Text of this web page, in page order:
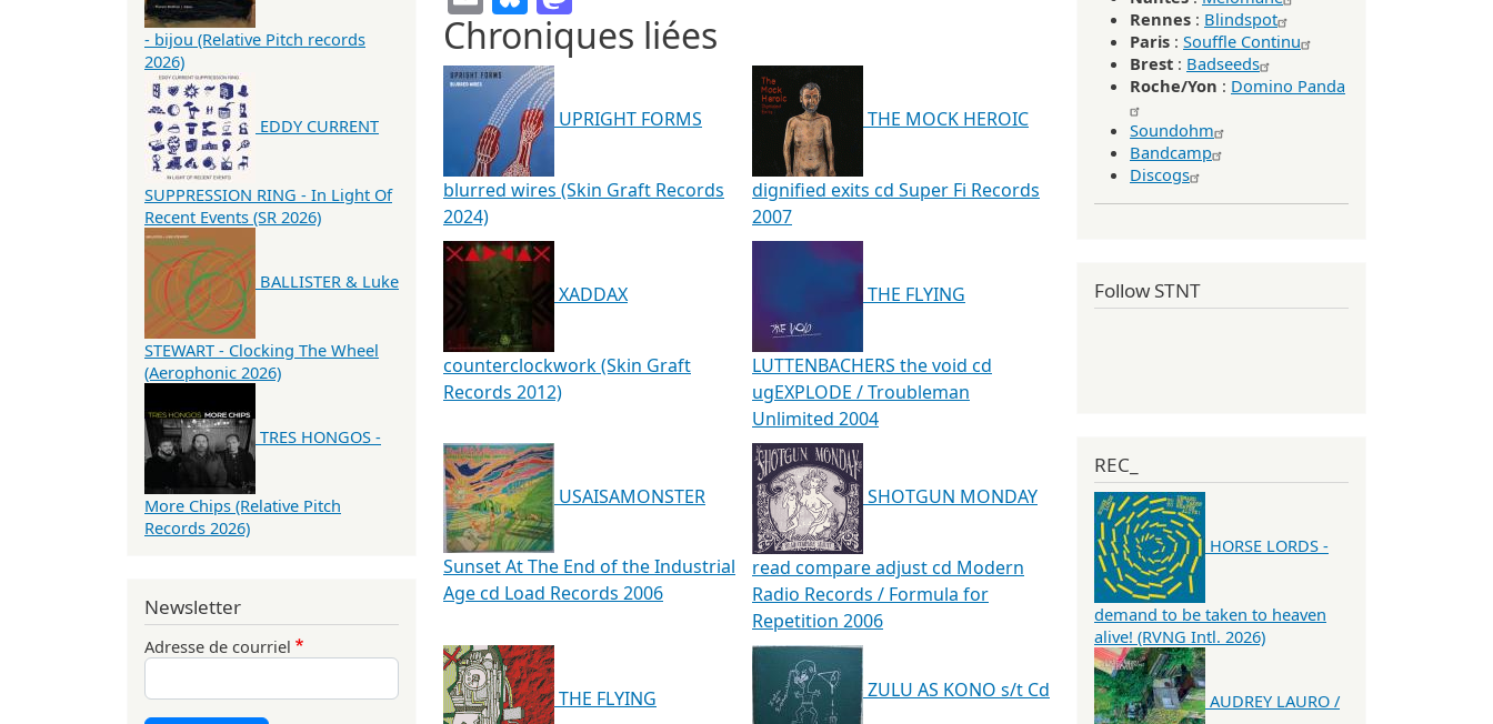
Chroniques liées
UPRIGHT FORMS
blurred wires (Skin Graft Records
2024)
THE MOCK HEROIC
dignified exits cd Super Fi Records
2007
XADDAX
counterclockwork (Skin Graft
Records 2012)
THE FLYING
LUTTENBACHERS the void cd
ugEXPLODE / Troubleman
Unlimited 2004
USAISAMONSTER
Sunset At The End of the Industrial
Age cd Load Records 2006
SHOTGUN MONDAY
read compare adjust cd Modern
Radio Records / Formula for
Repetition 2006
THE FLYING ZULU AS KONO s/t Cd
- bijou (Relative Pitch records
2026)
EDDY CURRENT
SUPPRESSION RING - In Light Of
Recent Events (SR 2026)
BALLISTER & Luke
STEWART - Clocking The Wheel
(Aerophonic 2026)
TRES HONGOS -
More Chips (Relative Pitch
Records 2026)
Newsletter
Adresse de courriel
Rennes : Blindspot
Paris : Souffle Continu
Brest : Badseeds
Roche/Yon : Domino Panda
Soundohm
Bandcamp
Discogs
Follow STNT
REC_
HORSE LORDS -
demand to be taken to heaven
alive! (RVNG Intl. 2026)
AUDREY LAURO /